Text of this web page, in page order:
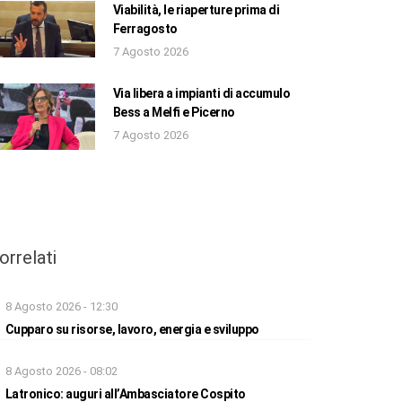
Viabilità, le riaperture prima di
Ferragosto
7 Agosto 2026
Via libera a impianti di accumulo
Bess a Melfi e Picerno
7 Agosto 2026
8 Agosto 2026 - 12:30
Cupparo su risorse, lavoro, energia e sviluppo
8 Agosto 2026 - 08:02
Latronico: auguri all’Ambasciatore Cospito